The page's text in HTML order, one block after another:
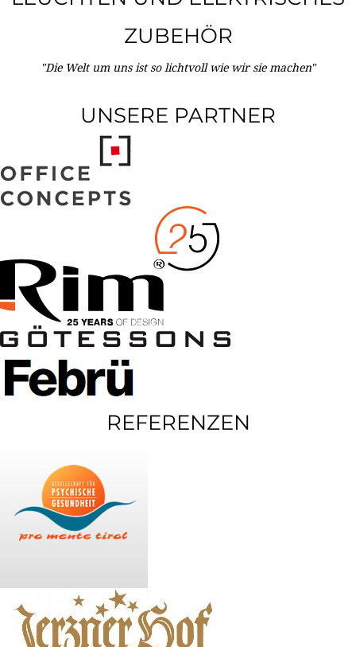
ZUBEHÖR
"Die Welt um uns ist so lichtvoll wie wir sie machen"
UNSERE PARTNER
REFERENZEN